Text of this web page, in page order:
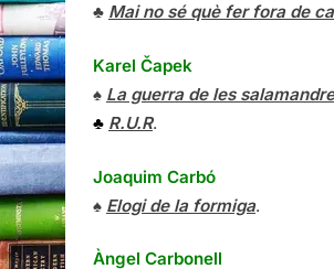
♣ Mai no sé què fer fora de
Karel Čapek
♠ La guerra de les
♣ R.U.R.
Joaquim Carbó
♠ Elogi de la formiga.
Àngel Carbonell